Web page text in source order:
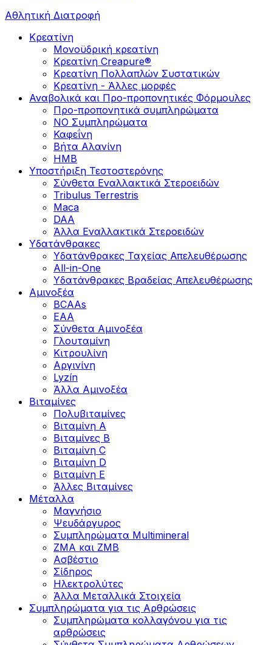
Αθλητική Διατροφή
Κρεατίνη
Μονοϋδρική κρεατίνη
Κρεατίνη Creapure®
Κρεατίνη Πολλαπλών Συστατικών
Κρεατίνη - Άλλες μορφές
Αναβολικά και Προ-προπονητικές Φόρμουλες
Προ-προπονητικά συμπληρώματα
ΝΟ Συμπληρώματα
Καφεΐνη
Βήτα Αλανίνη
HMB
Υποστήριξη Τεστοστερόνης
Σύνθετα Εναλλακτικά Στεροειδών
Tribulus Terrestris
Maca
DAA
Άλλα Εναλλακτικά Στεροειδών
Υδατάνθρακες
Υδατάνθρακες Ταχείας Απελευθέρωσης
All-in-One
Υδατάνθρακες Βραδείας Απελευθέρωσης
Αμινοξέα
BCAAs
EAA
Σύνθετα Αμινοξέα
Γλουταμίνη
Κιτρουλίνη
Αργινίνη
Lyzín
Άλλα Αμινοξέα
Βιταμίνες
Πολυβιταμίνες
Βιταμίνη Α
Βιταμίνες Β
Βιταμίνη C
Βιταμίνη D
Βιταμίνη Ε
Άλλες Βιταμίνες
Μέταλλα
Μαγνήσιο
Ψευδάργυρος
Συμπληρώματα Multimineral
ZMA και ZMB
Ασβέστιο
Σίδηρος
Ηλεκτρολύτες
Άλλα Mεταλλικά Στοιχεία
Συμπληρώματα για τις Αρθρώσεις
Συμπληρώματα κολλαγόνου για τις
αρθρώσεις